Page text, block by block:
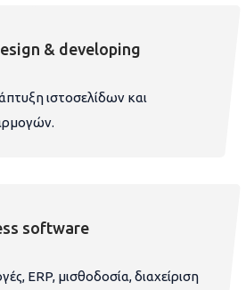
& developing
ιστοσελίδων και
software
ERP, μισθοδοσία, διαχείριση